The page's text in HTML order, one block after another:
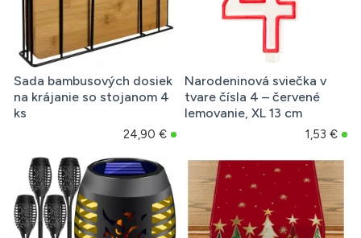
Sada bambusových dosiek
na krájanie so stojanom 4
ks
24,90 €
Narodeninová sviečka v
tvare čísla 4 – červené
lemovanie, XL 13 cm
1,53 €